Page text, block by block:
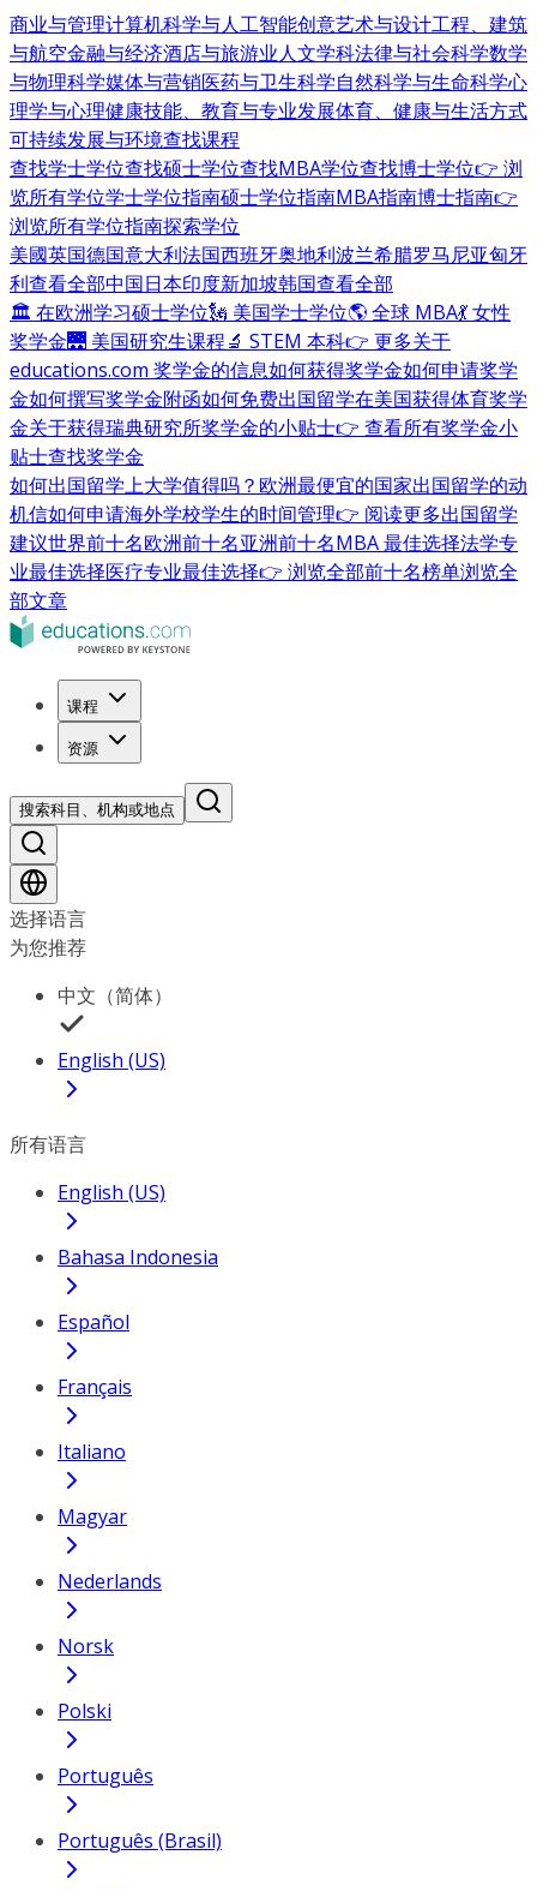
商业与管理计算机科学与人工智能创意艺术与设计工程、建筑
与航空金融与经济酒店与旅游业人文学科法律与社会科学数学
与物理科学媒体与营销医药与卫生科学自然科学与生命科学心
理学与心理健康技能、教育与专业发展体育、健康与生活方式
可持续发展与环境查找课程
查找学士学位查找硕士学位查找MBA学位查找博士学位👉 浏
览所有学位学士学位指南硕士学位指南MBA指南博士指南👉
浏览所有学位指南探索学位
美國英国德国意大利法国西班牙奥地利波兰希腊罗马尼亚匈牙
利查看全部中国日本印度新加坡韩国查看全部
🏛 在欧洲学习硕士学位🗽 美国学士学位🌎 全球 MBA💃 女性
奖学金🌉 美国研究生课程🔬 STEM 本科👉 更多关于
educations.com 奖学金的信息如何获得奖学金如何申请奖学
金如何撰写奖学金附函如何免费出国留学在美国获得体育奖学
金关于获得瑞典研究所奖学金的小贴士👉 查看所有奖学金小
贴士查找奖学金
如何出国留学上大学值得吗？ 欧洲最便宜的国家出国留学的动
机信如何申请海外学校学生的时间管理👉 阅读更多出国留学
建议世界前十名欧洲前十名亚洲前十名MBA 最佳选择法学专
业最佳选择医疗专业最佳选择👉 浏览全部前十名榜单浏览全
部文章
课程
资源
搜索科目、机构或地点
选择语言
为您推荐
中文（简体）
English (US)
所有语言
English (US)
Bahasa Indonesia
Español
Français
Italiano
Magyar
Nederlands
Norsk
Polski
Português
Português (Brasil)